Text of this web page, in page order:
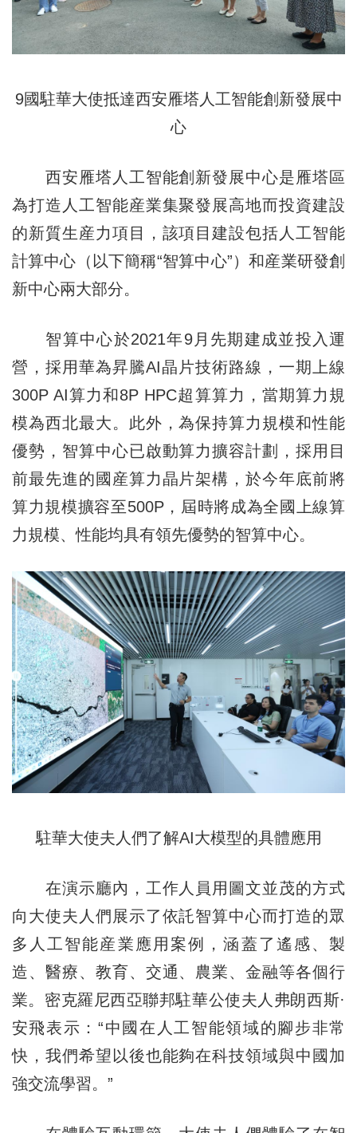
9國駐華大使抵達西安雁塔人工智能創新發展中
心
西安雁塔人工智能創新發展中心是雁塔區
為打造人工智能産業集聚發展高地而投資建設
的新質生産力項目，該項目建設包括人工智能
計算中心（以下簡稱“智算中心”）和産業研發創
新中心兩大部分。
智算中心於2021年9月先期建成並投入運
營，採用華為昇騰AI晶片技術路線，一期上線
300P AI算力和8P HPC超算算力，當期算力規
模為西北最大。此外，為保持算力規模和性能
優勢，智算中心已啟動算力擴容計劃，採用目
前最先進的國産算力晶片架構，於今年底前將
算力規模擴容至500P，屆時將成為全國上線算
力規模、性能均具有領先優勢的智算中心。
駐華大使夫人們了解AI大模型的具體應用
在演示廳內，工作人員用圖文並茂的方式
向大使夫人們展示了依託智算中心而打造的眾
多人工智能産業應用案例，涵蓋了遙感、製
造、醫療、教育、交通、農業、金融等各個行
業。密克羅尼西亞聯邦駐華公使夫人弗朗西斯·
安飛表示：“中國在人工智能領域的腳步非常
快，我們希望以後也能夠在科技領域與中國加
強交流學習。”